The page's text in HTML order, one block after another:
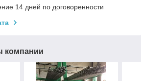
14 дней по договоренности
компании